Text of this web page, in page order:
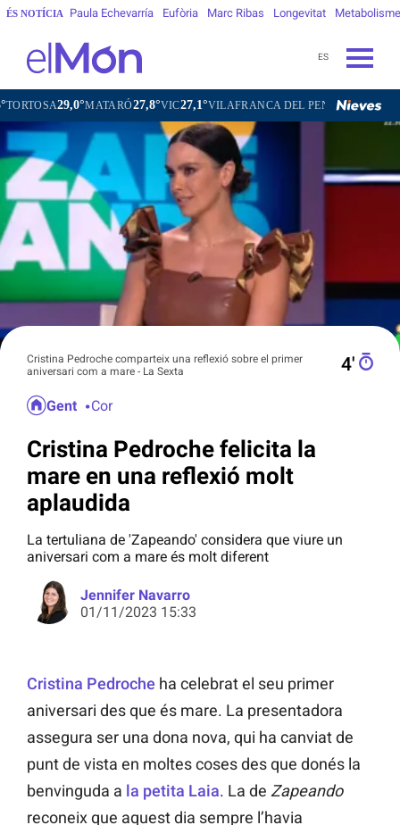
ÉS NOTÍCIA Paula Echevarría Eufòria Marc Ribas Longevitat Metabolisme
ES
MATARÓ27,8°VIC27,1°VILAFRANCA DEL PENEDÈS26,7° VILANOVA I LA
Cristina Pedroche comparteix una reflexió sobre el primer
aniversari com a mare - La Sexta
4′
Gent Cor
Cristina Pedroche felicita la
mare en una reflexió molt
aplaudida
La tertuliana de 'Zapeando' considera que viure un
aniversari com a mare és molt diferent
Jennifer Navarro
01/11/2023 15:33
Cristina Pedroche ha celebrat el seu primer
aniversari des que és mare. La presentadora
assegura ser una dona nova, qui ha canviat de
punt de vista en moltes coses des que donés la
benvinguda a la petita Laia. La de Zapeando
reconeix que aquest dia sempre l’havia